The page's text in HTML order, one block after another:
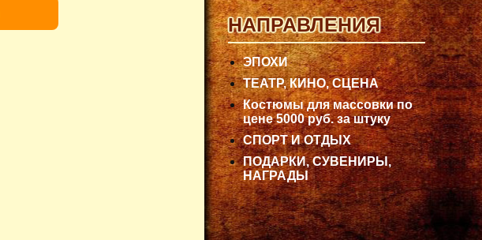
НАПРАВЛЕНИЯ
ЭПОХИ
ТЕАТР, КИНО, СЦЕНА
Костюмы для массовки по
цене 5000 руб. за штуку
СПОРТ И ОТДЫХ
ПОДАРКИ, СУВЕНИРЫ,
НАГРАДЫ